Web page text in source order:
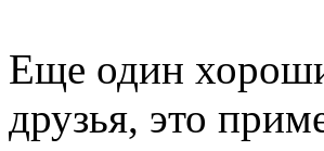
Еще один
друзья, это